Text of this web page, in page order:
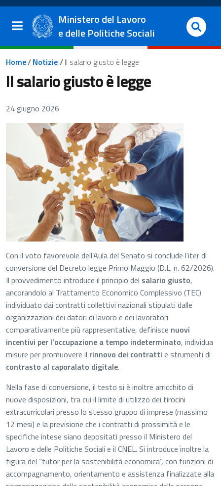
Salta al contenuto principale
Vai al footer
Ministero del Lavoro
e delle Politiche Sociali
Briciole di pane
Home/Notizie/Il salario giusto è legge
Il salario giusto è legge
24 giugno 2026
Con il voto favorevole dell’Aula del Senato si conclude l’iter di
conversione del Decreto legge Primo Maggio (D.L. n. 62/2026).
Il provvedimento introduce il principio del salario giusto,
ancorandolo al Trattamento Economico Complessivo (TEC)
individuato dai contratti collettivi nazionali stipulati dalle
organizzazioni dei datori di lavoro e dei lavoratori
comparativamente più rappresentative, definisce nuovi
incentivi per l’occupazione a tempo indeterminato, individua
misure per promuovere il rinnovo dei contratti e strumenti di
contrasto al caporalato digitale.
Nella fase di conversione, il testo si è inoltre arricchito di
nuove disposizioni, tra cui il limite di utilizzo dei tirocini
extracurricolari presso lo stesso gruppo di imprese (massimo
12 mesi) e la previsione che i contratti di prossimità e le
specifiche intese siano depositati presso il Ministero del
Lavoro e delle Politiche Sociali e il CNEL. Si introduce inoltre la
figura del “tutor per la sostenibilità economica”, con funzioni di
accompagnamento, orientamento e assistenza finalizzate alla